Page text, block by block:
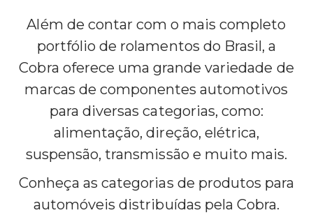
Além de contar com o mais completo
portfólio de rolamentos do Brasil, a
Cobra oferece uma grande variedade de
marcas de componentes automotivos
para diversas categorias, como:
alimentação, direção, elétrica,
suspensão, transmissão e muito mais.
Conheça as categorias de produtos para
automóveis distribuídas pela Cobra.